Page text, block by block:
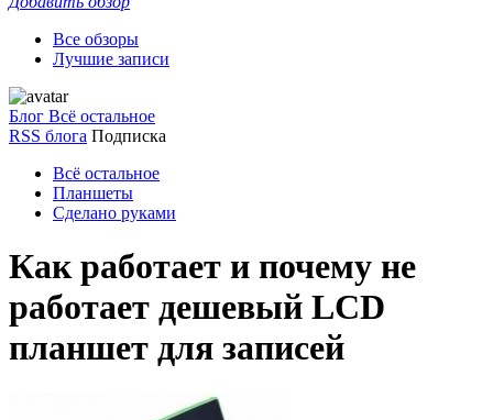
Все обзоры
Лучшие записи
Блог Всё остальное
RSS блога Подписка
Всё остальное
Планшеты
Сделано руками
Как работает и почему не
работает дешевый LCD
планшет для записей